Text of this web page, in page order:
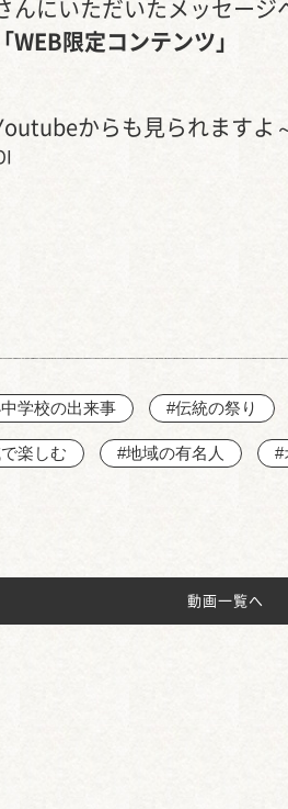
んにいただいたメッセージ
「WEB限定コンテンツ」
からも見られますよ
学校の出来事 #伝統の祭り
楽しむ #地域の有名人 #
動画一覧へ